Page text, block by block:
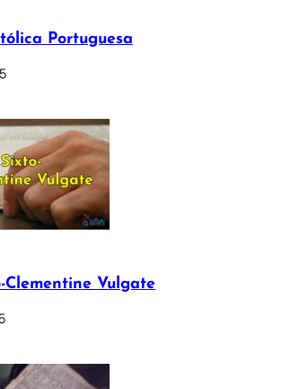
Portuguesa
Clementine Vulgate